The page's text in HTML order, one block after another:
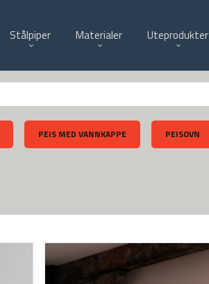
Stålpiper Materialer Uteprodukter
PEIS MED VANNKAPPE PEISOVN